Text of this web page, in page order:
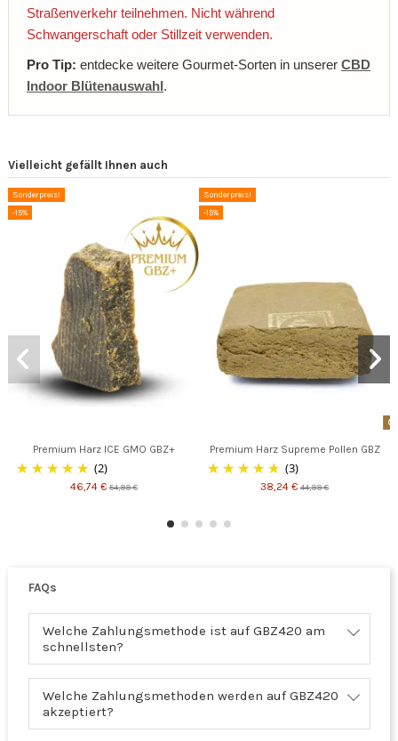
Straßenverkehr teilnehmen. Nicht während
Schwangerschaft oder Stillzeit verwenden.
Pro Tip: entdecke weitere Gourmet-Sorten in unserer CBD
Indoor Blütenauswahl.
Vielleicht gefällt Ihnen auch
Sonderpreis!
-15%
Premium Harz ICE GMO GBZ+
(2)
46,74 €54,99 €
Sonderpreis!
-15%
Premium Harz Supreme Pollen GBZ
(3)
38,24 € 44,99 €
FAQs
Welche Zahlungsmethode ist auf GBZ420 am
schnellsten?
Welche Zahlungsmethoden werden auf GBZ420
akzeptiert?